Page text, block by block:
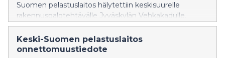
Suomen pelastuslaitos hälytettiin keskisuurelle
rakennuspalotehtävälle Jyväskylän Vehkakadulle.
Tehtävälle hälytettiin kuusi pelastuslaitoksen yksikköä.
Kysessä oli liedelle kärähtäneet ruoat. Varsinaista paloa
ei ollut, eikä tilanteesta aiheutunut henkilövahinkoja.
Keski-Suomen pelastuslaitos
onnettomuustiedote